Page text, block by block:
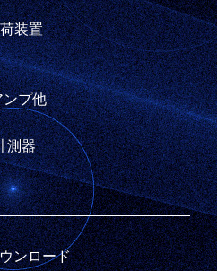
装置
ンプ他
測器
ンロード